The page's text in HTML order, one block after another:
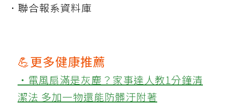
．聯合報系資料庫
💪更多健康推薦
‧電風扇滿是灰塵？家事達人教1分鐘清
潔法 多加一物還能防髒汙附著